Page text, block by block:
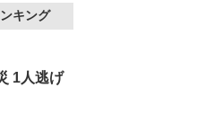
キング
1人逃げ